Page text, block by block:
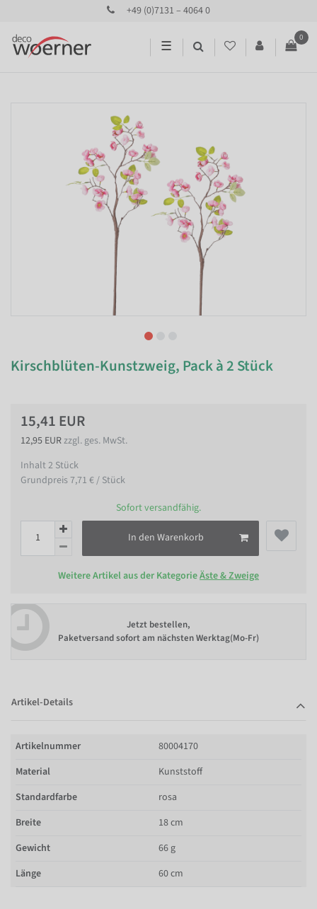
+49 (0)7131 – 4064 0
☰
0
Kirschblüten-Kunstzweig, Pack à 2 Stück
15,41 EUR
12,95 EURzzgl. ges. MwSt.
Inhalt2 Stück
Grundpreis7,71 € / Stück
Sofort versandfähig.
In den Warenkorb
Weitere Artikel aus der KategorieÄste & Zweige
Jetzt bestellen,
Paketversand sofort am nächsten Werktag(Mo-Fr)
Artikel-Details
Artikelnummer
80004170
Material
Kunststoff
Standardfarbe
rosa
Breite
18 cm
Gewicht
66 g
Länge
60 cm